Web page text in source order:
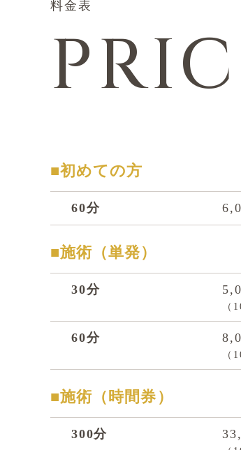
料金表
■初めての方
60分
■施術（単発）
30分
（
60分
（
■施術（時間券）
300分